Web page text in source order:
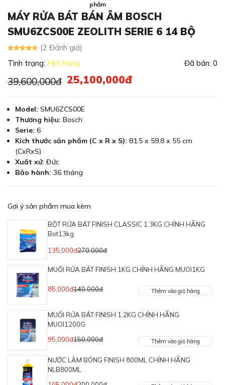
phẩm
MÁY RỬA BÁT BÁN ÂM BOSCH
SMU6ZCS00E ZEOLITH SERIE 6 14 BỘ
(2 Đánh giá)
Tình trạng: Hết hàng Đã bán: 0
39,600,000đ 25,100,000đ
Model: SMU6ZCS00E
Thương hiệu: Bosch
Serie: 6
Kích thước sản phẩm (C x R x S): 81.5 x 59.8 x 55 cm
(CxRxS)
Xuất xứ: Đức
Bảo hành: 36 tháng
Gợi ý sản phẩm mua kèm
BỘT RỬA BÁT FINISH CLASSIC 1.3KG CHÍNH HÃNG
Bot13kg
135,000đ270,000đ
MUỐI RỬA BÁT FINISH 1KG CHÍNH HÃNG MUOI1KG
85,000đ140,000đ Thêm vào giỏ hàng
MUỐI RỬA BÁT FINISH 1.2KG CHÍNH HÃNG
MUOI1200G
95,000đ150,000đ Thêm vào giỏ hàng
NƯỚC LÀM BÓNG FINISH 800ML CHÍNH HÃNG
NLB800ML